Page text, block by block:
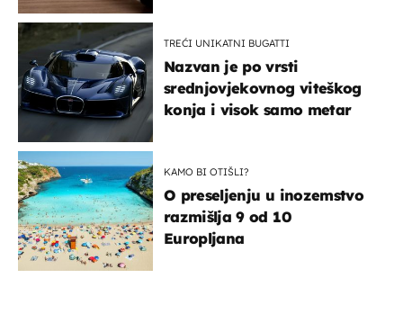
TREĆI UNIKATNI BUGATTI
Nazvan je po vrsti
srednjovjekovnog viteškog
konja i visok samo metar
KAMO BI OTIŠLI?
O preseljenju u inozemstvo
razmišlja 9 od 10
Europljana